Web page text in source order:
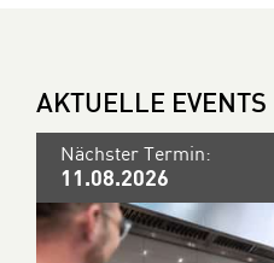
AKTUELLE EVENTS
Nächster Termin:
11.08.2026